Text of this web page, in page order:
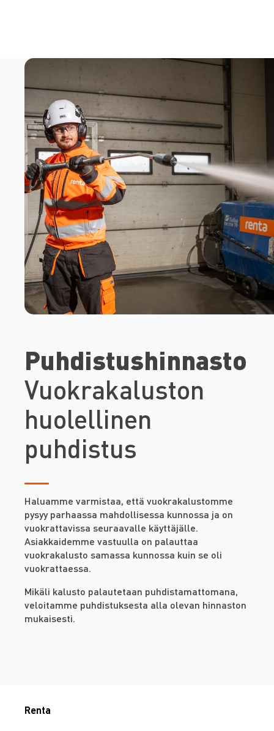
Puhdistushinnasto
Vuokrakaluston
huolellinen
puhdistus
Haluamme varmistaa, että vuokrakalustomme
pysyy parhaassa mahdollisessa kunnossa ja on
vuokrattavissa seuraavalle käyttäjälle.
Asiakkaidemme vastuulla on palauttaa
vuokrakalusto samassa kunnossa kuin se oli
vuokrattaessa.
Mikäli kalusto palautetaan puhdistamattomana,
veloitamme puhdistuksesta alla olevan hinnaston
mukaisesti.
Renta